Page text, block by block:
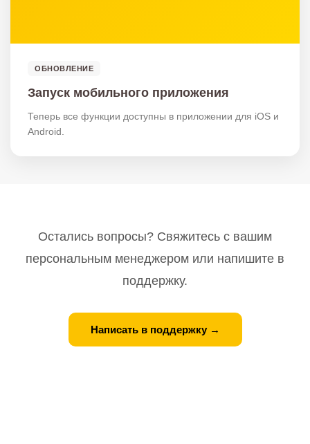
ОБНОВЛЕНИЕ
Запуск мобильного приложения
Теперь все функции доступны в приложении для iOS и
Android.
Остались вопросы? Свяжитесь с вашим
персональным менеджером или напишите в
поддержку.
Написать в поддержку →